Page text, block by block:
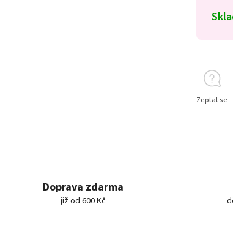
Zeptat se
Doprava zdarma
již od 600 Kč